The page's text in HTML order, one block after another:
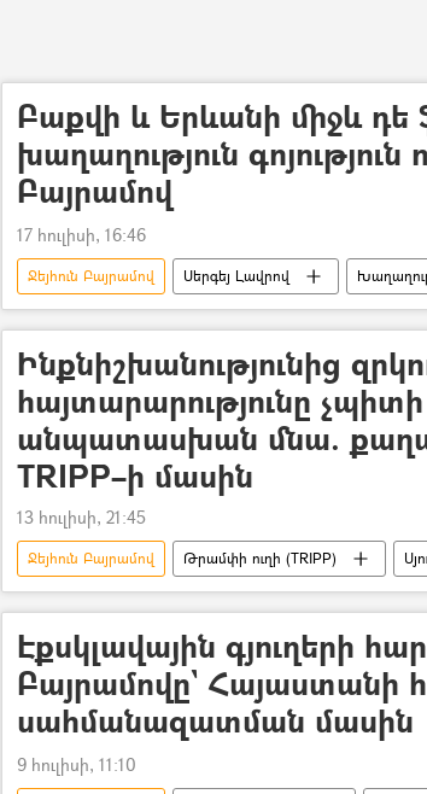
Բաքվի և Երևանի միջև
խաղաղություն գոյություն
Բայրամով
17 հուլիսի, 16:46
Ջեյհուն Բայրամով Սերգեյ Լավրով
Թրամփի ուղի (TRIPP)
Ինքնիշխանությունից
հայտարարությունը չպիտի
անպատասխան մնա.
TRIPP–ի մասին
13 հուլիսի, 21:45
Ջեյհուն Բայրամով Թրամփի ուղի (TRIPP)
հայ-ադրբեջանական
ԱՄՆ Արա
Էքսկլավային գյուղերի
Բայրամովը` Հայաստանի
սահմանազատման մասին
9 հուլիսի, 11:10